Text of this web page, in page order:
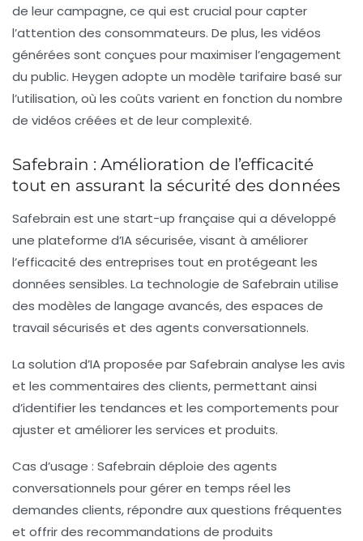
de leur campagne, ce qui est crucial pour capter
l’attention des consommateurs. De plus, les vidéos
générées sont conçues pour maximiser l’engagement
du public. Heygen adopte un modèle tarifaire basé sur
l’utilisation, où les coûts varient en fonction du nombre
de vidéos créées et de leur complexité.
Safebrain : Amélioration de l’efficacité
tout en assurant la sécurité des données
Safebrain est une start-up française qui a développé
une plateforme d’IAsécurisée, visant à améliorer
l’efficacité des entreprises tout en protégeant les
données sensibles. La technologie de Safebrain utilise
des modèles de langage avancés, des espaces de
travail sécurisés et des agents conversationnels.
La solution d’IAproposée par Safebrain analyse les avis
et les commentaires des clients, permettant ainsi
d’identifier les tendances et les comportements pour
ajuster et améliorer les services et produits.
Cas d’usage : Safebrain déploie des agents
conversationnels pour gérer en temps réel les
demandes clients, répondre aux questions fréquentes
et offrir des recommandations de produits